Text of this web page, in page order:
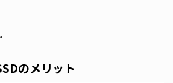
のメリット